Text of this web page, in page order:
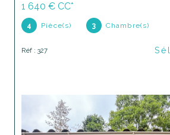
1 640 € CC*
4 Pièce(s) 3 Chambre(s)
Réf : 327